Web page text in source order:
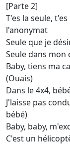
[Parte 2]
T'es la seule,
l'anonymat
Seule que je
Seule dans mon
Baby, tiens ma
(Ouais)
Dans le 4x4,
J'laisse pas
bébé)
Baby, baby,
C'est un